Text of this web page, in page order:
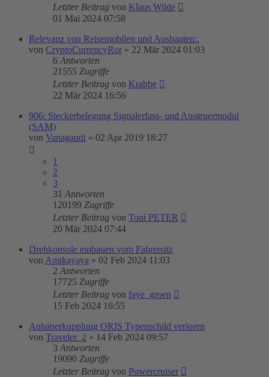
Letzter Beitrag von Klaus Wilde
01 Mai 2024 07:58
Relevanz von Reisemobilen und Ausbauten:.
von CryptoCurrencyRor » 22 Mär 2024 01:03
6 Antworten
21555 Zugriffe
Letzter Beitrag von Krabbe
22 Mär 2024 16:56
906: Steckerbelegung Signalerfass- und Ansteuermodul
(SAM)
von Vanagaudi » 02 Apr 2019 18:27
1
2
3
31 Antworten
120199 Zugriffe
Letzter Beitrag von Toni PETER
20 Mär 2024 07:44
Drehkonsole einbauen vom Fahrersitz
von Amikayaya » 02 Feb 2024 11:03
2 Antworten
17725 Zugriffe
Letzter Beitrag von faye_groen
15 Feb 2024 16:55
Anhänerkupplung ORIS Typenschild verloren
von Traveler_2 » 14 Feb 2024 09:57
3 Antworten
19090 Zugriffe
Letzter Beitrag von Powercruiser